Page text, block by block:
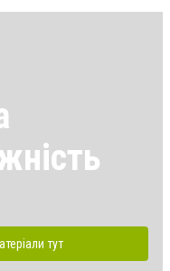
тут